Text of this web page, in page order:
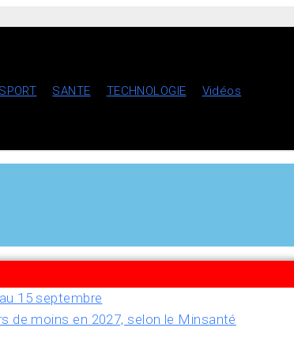
SPORT SANTE TECHNOLOGIE Vidéos
15 septembre
de moins en 2027, selon le Minsanté